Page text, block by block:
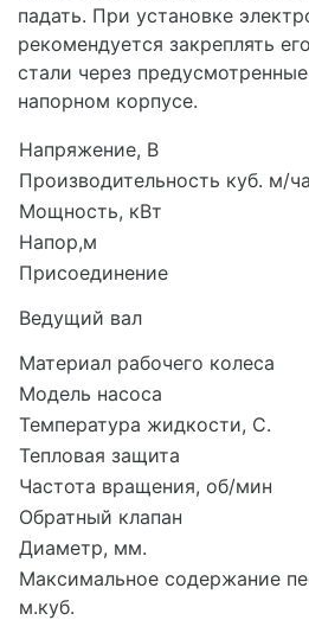
падать. При установке
рекомендуется закреплять
стали через
напорном корпусе.
Напряжение, В
Производительность куб. м/
Мощность, кВт
Напор,м
Присоединение
Ведущий вал
Материал рабочего колеса
Модель насоса
Температура жидкости, С.
Тепловая защита
Частота вращения, об/мин
Обратный клапан
Диаметр, мм.
Максимальное содержание
м.куб.